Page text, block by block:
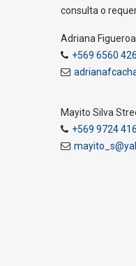
consulta o
Adriana
+569 6560
Mayito Silva
+569 9724